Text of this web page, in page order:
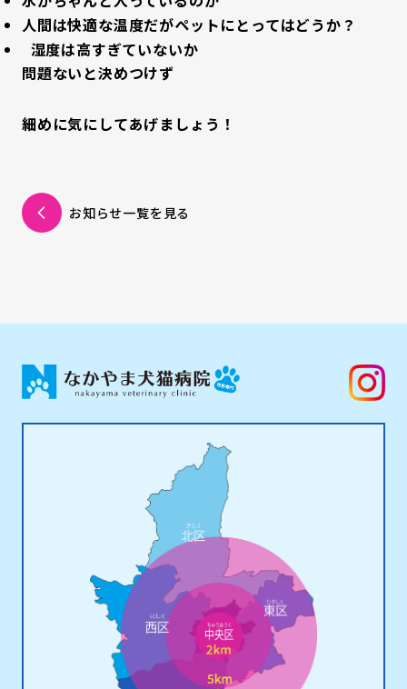
人間は快適な温度だがペットにとってはどうか？
湿度は高すぎていないか
問題ないと決めつけず
細めに気にしてあげましょう ！
お知らせ一覧を見る